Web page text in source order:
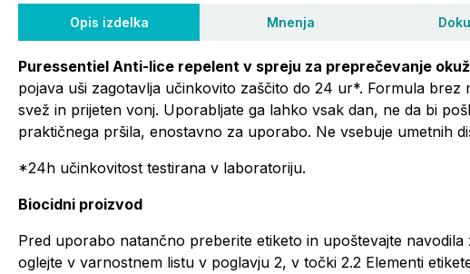
Opis izdelka Mnenja
Puressentiel Anti-lice repelent v spreju za preprečevanje
pojava uši zagotavlja učinkovito zaščito do 24 ur*. Formula brez
svež in prijeten vonj. Uporabljate ga lahko vsak dan, ne da bi
praktičnega pršila, enostavno za uporabo. Ne vsebuje umetnih
*24h učinkovitost testirana v laboratoriju.
Biocidni proizvod
Pred uporabo natančno preberite etiketo in upoštevajte
oglejte v varnostnem listu v poglavju 2, v točki 2.2 Elementi